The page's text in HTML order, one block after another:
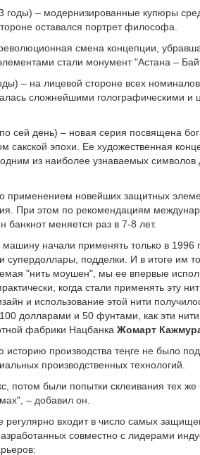
– модернизированные купюры
оставался портрет философа.
смена концепции,
стали монумент "Астана –
– на лицевой стороне всех
сложнейшими голографическими
день) – новая серия посвящена
сакской эпохи. Ее художественная
из наиболее узнаваемых символов
применением новейших защитных
При этом по рекомендациям
банкнот меняется раз в 7-8 лет.
начали применять только в 1996
подделки. И в итоге им
"нить моушен", мы ее впервые
когда стали применять эту
и использование этой нити
долларами и 50 фунтами, как эти
фабрики Нацбанка Жомарт
историю производства теңге не было
производственных технологий.
потом были попытки склеивания тех же
– добавил он.
регулярно входит в число самых
совместно с лидерами